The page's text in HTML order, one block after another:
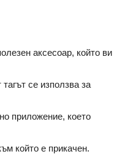
аксесоар, който ви
се използва за
приложение, което
който е прикачен.